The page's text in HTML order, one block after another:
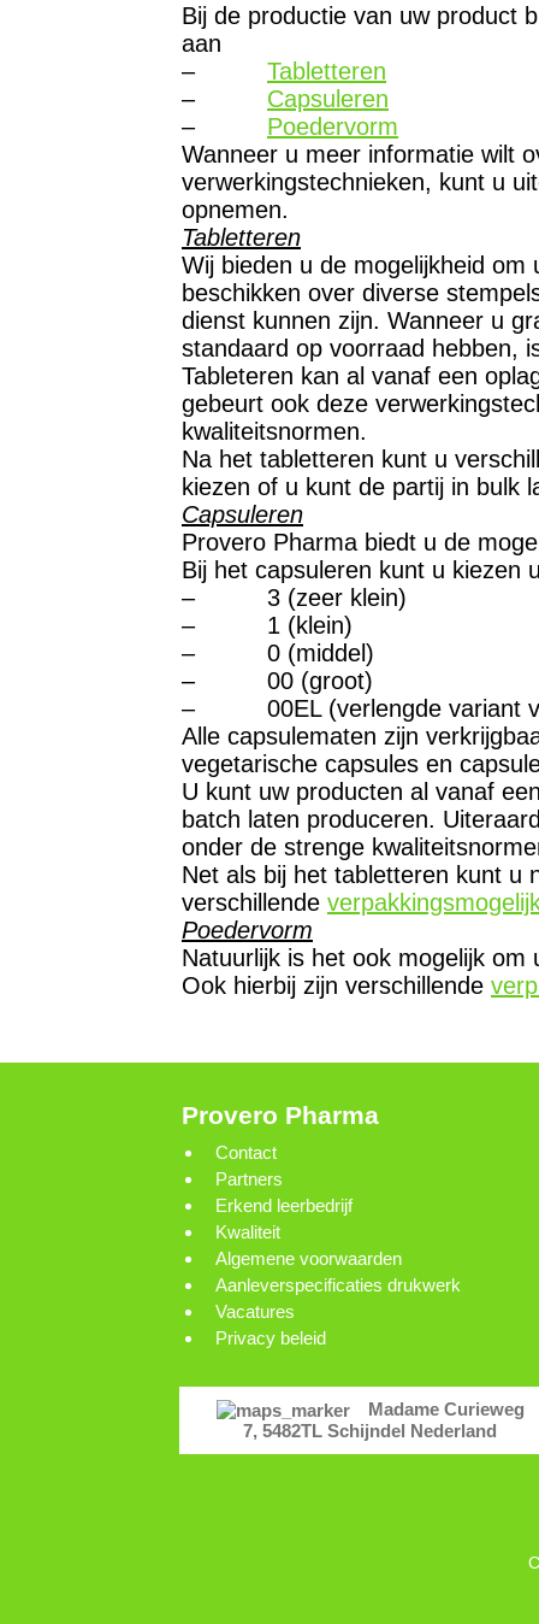
Bij de productie van uw product
aan
– Tabletteren
– Capsuleren
– Poedervorm
Wanneer u meer informatie wilt
verwerkingstechnieken, kunt u
opnemen.
Tabletteren
Wij bieden u de mogelijkheid
beschikken over diverse
dienst kunnen zijn. Wanneer u
standaard op voorraad hebben,
Tableteren kan al vanaf een
gebeurt ook deze
kwaliteitsnormen.
Na het tabletteren kunt u
kiezen of u kunt de partij in bulk
Capsuleren
Provero Pharma biedt u de
Bij het capsuleren kunt u kiezen
– 3 (zeer klein)
– 1 (klein)
– 0 (middel)
– 00 (groot)
– 00EL (verlengde variant
Alle capsulematen zijn
vegetarische capsules en
U kunt uw producten al vanaf
batch laten produceren.
onder de strenge
Net als bij het tabletteren kunt u
verschillende
Poedervorm
Natuurlijk is het ook mogelijk
Ook hierbij zijn verschillende
Provero Pharma
Contact
Partners
Erkend leerbedrijf
Kwaliteit
Algemene voorwaarden
Aanleverspecificaties drukwerk
Vacatures
Privacy beleid
Madame Curieweg
7, 5482TL Schijndel Nederland